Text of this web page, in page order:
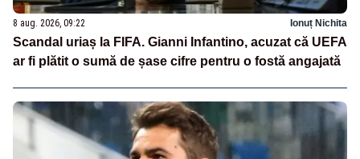
8 aug. 2026, 09:22 Ionuț Nichita
Scandal uriaș la FIFA. Gianni Infantino, acuzat că UEFA
ar fi plătit o sumă de șase cifre pentru o fostă angajată